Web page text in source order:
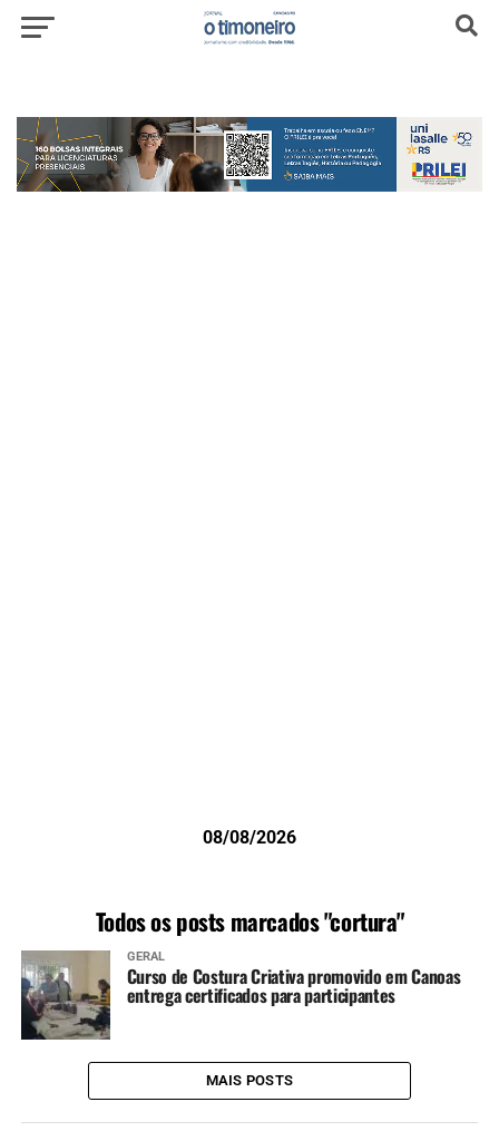
08/08/2026
Todos os posts marcados "cortura"
GERAL
Curso de Costura Criativa promovido em Canoas
entrega certificados para participantes
MAIS POSTS